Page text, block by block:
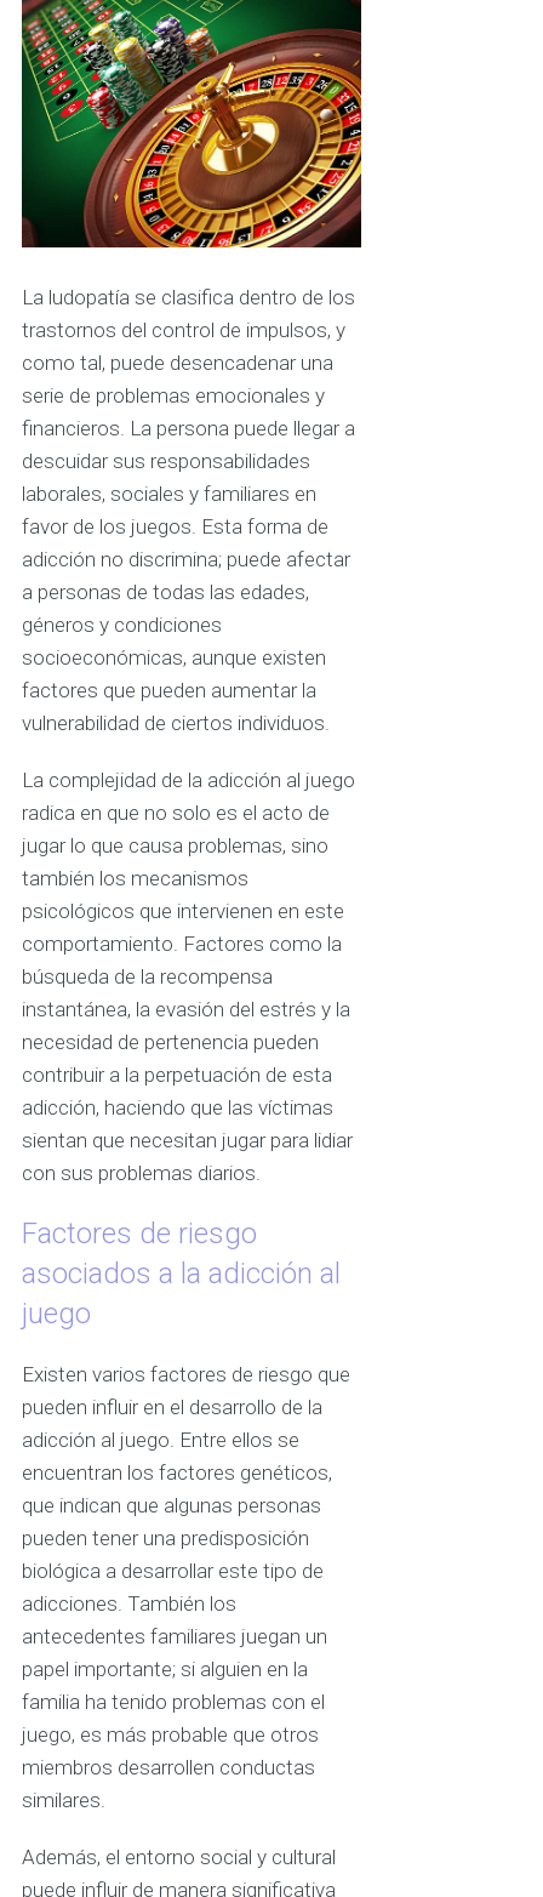
La ludopatía se clasifica dentro de los
trastornos del control de impulsos, y
como tal, puede desencadenar una
serie de problemas emocionales y
financieros. La persona puede llegar a
descuidar sus responsabilidades
laborales, sociales y familiares en
favor de los juegos. Esta forma de
adicción no discrimina; puede afectar
a personas de todas las edades,
géneros y condiciones
socioeconómicas, aunque existen
factores que pueden aumentar la
vulnerabilidad de ciertos individuos.
La complejidad de la adicción al juego
radica en que no solo es el acto de
jugar lo que causa problemas, sino
también los mecanismos
psicológicos que intervienen en este
comportamiento. Factores como la
búsqueda de la recompensa
instantánea, la evasión del estrés y la
necesidad de pertenencia pueden
contribuir a la perpetuación de esta
adicción, haciendo que las víctimas
sientan que necesitan jugar para lidiar
con sus problemas diarios.
Factores de riesgo
asociados a la adicción al
juego
Existen varios factores de riesgo que
pueden influir en el desarrollo de la
adicción al juego. Entre ellos se
encuentran los factores genéticos,
que indican que algunas personas
pueden tener una predisposición
biológica a desarrollar este tipo de
adicciones. También los
antecedentes familiares juegan un
papel importante; si alguien en la
familia ha tenido problemas con el
juego, es más probable que otros
miembros desarrollen conductas
similares.
Además, el entorno social y cultural
puede influir de manera significativa